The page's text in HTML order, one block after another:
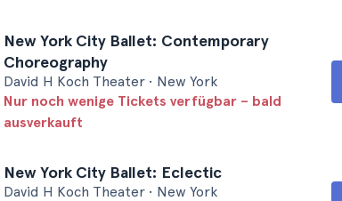
New York City Ballet: Contemporary
Choreography
David H Koch Theater • New York
Nur noch wenige Tickets verfügbar – bald
ausverkauft
New York City Ballet: Eclectic
David H Koch Theater • New York